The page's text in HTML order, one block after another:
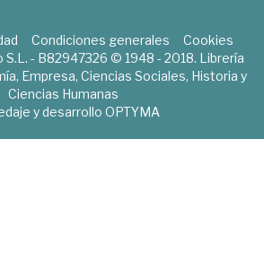
Condiciones generales
Cookies
S.L. - B82947326 © 1948 - 2018. Librería
Empresa, Ciencias Sociales, Historia y
Ciencias Humanas
y desarrollo OPTYMA